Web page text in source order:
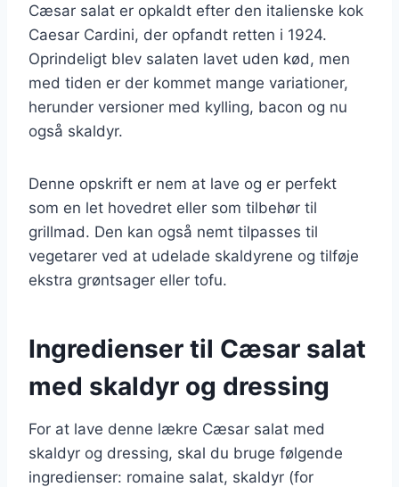
Cæsar salat er opkaldt efter den italienske kok
Caesar Cardini, der opfandt retten i 1924.
Oprindeligt blev salaten lavet uden kød, men
med tiden er der kommet mange variationer,
herunder versioner med kylling, bacon og nu
også skaldyr.
Denne opskrift er nem at lave og er perfekt
som en let hovedret eller som tilbehør til
grillmad. Den kan også nemt tilpasses til
vegetarer ved at udelade skaldyrene og tilføje
ekstra grøntsager eller tofu.
Ingredienser til Cæsar salat
med skaldyr og dressing
For at lave denne lækre Cæsar salat med
skaldyr og dressing, skal du bruge følgende
ingredienser: romaine salat, skaldyr (for